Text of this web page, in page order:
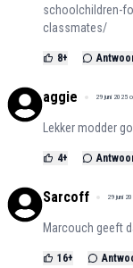
schoolchildren-
classmates/
8+
aggie 29 juni 2025
Lekker modder
4+
Sarcoff 29 juni
Marcouch geeft
16+